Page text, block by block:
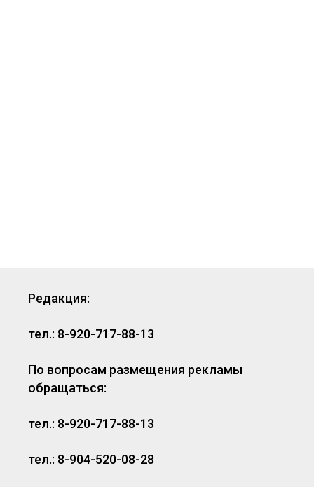
Редакция:
тел.: 8-920-717-88-13
По вопросам размещения рекламы
обращаться:
тел.: 8-920-717-88-13
тел.: 8-904-520-08-28